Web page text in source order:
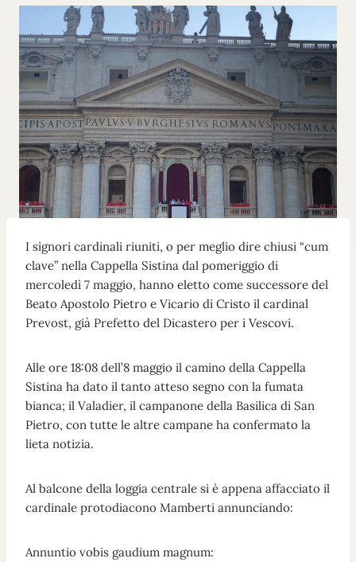
I signori cardinali riuniti, o per meglio dire chiusi “cum
clave” nella Cappella Sistina dal pomeriggio di
mercoledì 7 maggio, hanno eletto come successore del
Beato Apostolo Pietro e Vicario di Cristo il cardinal
Prevost, già Prefetto del Dicastero per i Vescovi.
Alle ore 18:08 dell’8 maggio il camino della Cappella
Sistina ha dato il tanto atteso segno con la fumata
bianca; il Valadier, il campanone della Basilica di San
Pietro, con tutte le altre campane ha confermato la
lieta notizia.
Al balcone della loggia centrale si è appena affacciato il
cardinale protodiacono Mamberti annunciando:
Annuntio vobis gaudium magnum: